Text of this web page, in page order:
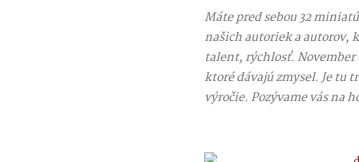
Máte pred sebou 32
našich autoriek a autorov,
talent, rýchlosť.
ktoré dávajú zmysel. Je tu
výročie. Pozývame vás na